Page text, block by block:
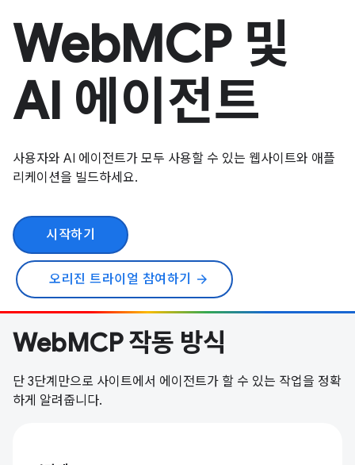
WebMCP 및
AI 에이전트
사용자와 AI 에이전트가 모두 사용할 수 있는 웹사이트와 애플
리케이션을 빌드하세요.
시작하기
오리진 트라이얼 참여하기 arrow_forward
WebMCP 작동 방식
단 3단계만으로 사이트에서 에이전트가 할 수 있는 작업을 정확
하게 알려줍니다.